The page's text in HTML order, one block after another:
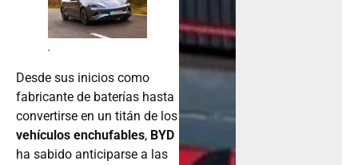
.
Desde sus inicios como
fabricante de baterías hasta
convertirse en un titán de los
vehículos enchufables, BYD
ha sabido anticiparse a las